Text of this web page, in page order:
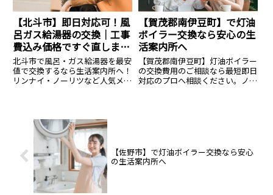
【北斗市】即日対応可！風
呂ガス給湯器の交換｜工事
費込み価格ですぐ直しま
す。
北斗市で風呂・ガス給湯器を最安
値で交換するなら生活案内所へ！
リンナイ・ノーリツなど人気メー
【賀茂郡南伊豆町】で灯油
ボイラー交換なら安心の生
活案内所へ
【賀茂郡南伊豆町】灯油ボイラー
の交換費用のご相談なら最短即日
対応のプロへ相談ください。ノー
【佐野市】で灯油ボイラー交換なら安心
の生活案内所へ